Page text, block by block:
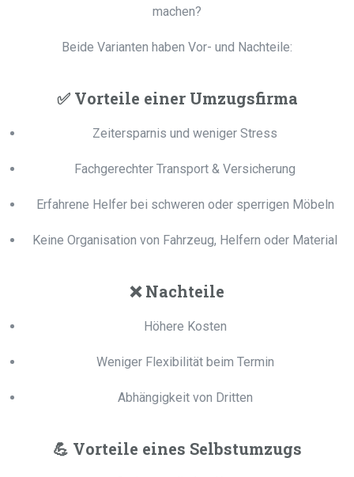
machen?
Beide Varianten haben Vor- und Nachteile:
✅ Vorteile einer Umzugsfirma
Zeitersparnis und weniger Stress
Fachgerechter Transport & Versicherung
Erfahrene Helfer bei schweren oder sperrigen Möbeln
Keine Organisation von Fahrzeug, Helfern oder Material
❌Nachteile
Höhere Kosten
Weniger Flexibilität beim Termin
Abhängigkeit von Dritten
💪 Vorteile eines Selbstumzugs